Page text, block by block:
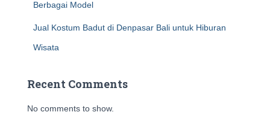
Berbagai Model
Jual Kostum Badut di Denpasar Bali untuk Hiburan
Wisata
Recent Comments
No comments to show.